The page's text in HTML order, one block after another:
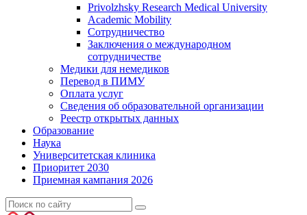
Privolzhsky Research Medical University
Academic Mobility
Сотрудничество
Заключения о международном
сотрудничестве
Медики для немедиков
Перевод в ПИМУ
Оплата услуг
Сведения об образовательной организации
Реестр открытых данных
Образование
Наука
Университетская клиника
Приоритет 2030
Приемная кампания 2026